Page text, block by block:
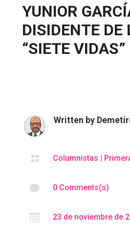
YUNIOR
DISIDENTE DE
“SIETE VIDAS”
Written by
 Columnistas |
 0 Comments(s)
 23 de noviembre de